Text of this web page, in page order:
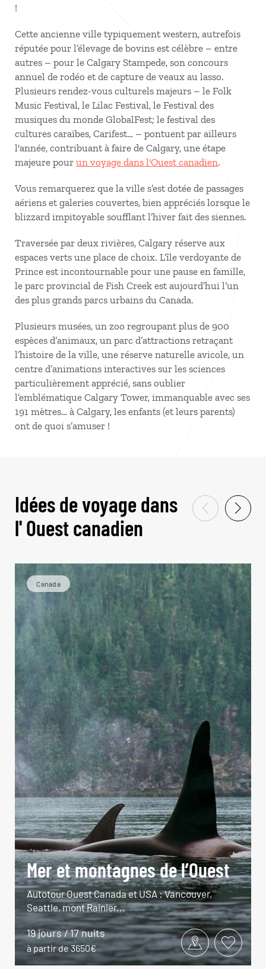
!
Cette ancienne ville typiquement western, autrefois
réputée pour l’élevage de bovins est célèbre – entre
autres – pour le Calgary Stampede, son concours
annuel de rodéo et de capture de veaux au lasso.
Plusieurs rendez-vous culturels majeurs – le Folk
Music Festival, le Lilac Festival, le Festival des
musiques du monde GlobalFest; le festival des
cultures caraïbes, Carifest… – pontuent par ailleurs
l'année, contribuant à faire de Calgary, une étape
majeure pour un voyage dans l'Ouest canadien.
Vous remarquerez que la ville s’est dotée de passages
aériens et galeries couvertes, bien appréciés lorsque le
blizzard impitoyable soufflant l’hiver fait des siennes.
Traversée par deux rivières, Calgary réserve aux
espaces verts une place de choix. L’île verdoyante de
Prince est incontournable pour une pause en famille,
le parc provincial de Fish Creek est aujourd’hui l’un
des plus grands parcs urbains du Canada.
Plusieurs musées, un zoo regroupant plus de 900
espèces d’animaux, un parc d’attractions retraçant
l’histoire de la ville, une réserve naturelle avicole, un
centre d’animations interactives sur les sciences
particulièrement apprécié, sans oublier
l’emblématique Calgary Tower, immanquable avec ses
191 mètres… à Calgary, les enfants (et leurs parents)
ont de quoi s’amuser !
Idées de voyage dans
l' Ouest canadien
Canada
Mer et montagnes de l’Ouest
Autotour Ouest Canada et USA : Vancouver,
Seattle, mont Rainier...
19 jours / 17 nuits
à partir de 3650€